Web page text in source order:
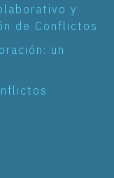
y
de Conflictos
un